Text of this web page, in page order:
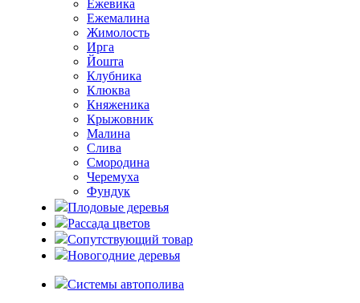
Ежевика
Ежемалина
Жимолость
Ирга
Йошта
Клубника
Клюква
Княженика
Крыжовник
Малина
Слива
Смородина
Черемуха
Фундук
Плодовые деревья
Рассада цветов
Сопутствующий товар
Новогодние деревья
Системы автополива